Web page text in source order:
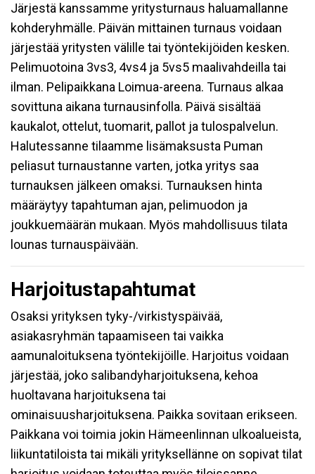
Järjestä kanssamme yritysturnaus haluamallanne
kohderyhmälle. Päivän mittainen turnaus voidaan
järjestää yritysten välille tai työntekijöiden kesken.
Pelimuotoina 3vs3, 4vs4 ja 5vs5 maalivahdeilla tai
ilman. Pelipaikkana Loimua-areena. Turnaus alkaa
sovittuna aikana turnausinfolla. Päivä sisältää
kaukalot, ottelut, tuomarit, pallot ja tulospalvelun.
Halutessanne tilaamme lisämaksusta Puman
peliasut turnaustanne varten, jotka yritys saa
turnauksen jälkeen omaksi. Turnauksen hinta
määräytyy tapahtuman ajan, pelimuodon ja
joukkuemäärän mukaan. Myös mahdollisuus tilata
lounas turnauspäivään.
Harjoitustapahtumat
Osaksi yrityksen tyky-/virkistyspäivää,
asiakasryhmän tapaamiseen tai vaikka
aamunaloituksena työntekijöille. Harjoitus voidaan
järjestää, joko salibandyharjoituksena, kehoa
huoltavana harjoituksena tai
ominaisuusharjoituksena. Paikka sovitaan erikseen.
Paikkana voi toimia jokin Hämeenlinnan ulkoalueista,
liikuntatiloista tai mikäli yrityksellänne on sopivat tilat